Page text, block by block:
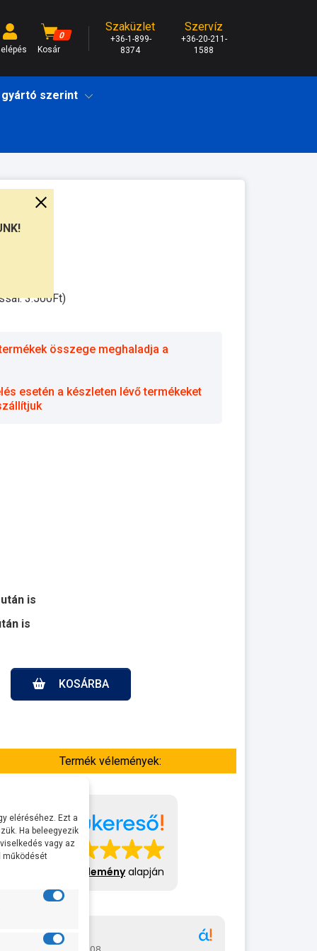
0
Kosár
Szaküzlet
+36-1-899-
8374
Szervíz
+36-20-211-
1588
szerint
3.500Ft)
összege meghaladja a
esetén a készleten lévő termékeket
is
is
KOSÁRBA
Termék vélemények:
413 véleményalapján
Gábor
eléréséhez. Ezt a
Ha beleegyezik
vagy az
működését